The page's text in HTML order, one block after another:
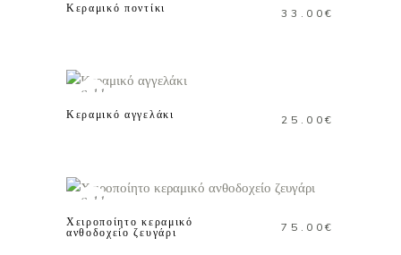
Κεραμικό ποντίκι 33.00€
Sold
Κεραμικό αγγελάκι 25.00€
Sold
Χειροποίητο κεραμικό
ανθοδοχείο ζευγάρι
75.00€